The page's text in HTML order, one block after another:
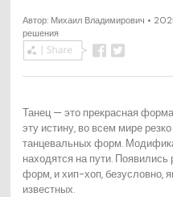
Автор:Михаил Владимирович •
решения
Танец — это прекрасная
эту истину, во всем мире
танцевальных форм.
находятся на пути.
форм, и хип-хоп, безусловно,
известных.